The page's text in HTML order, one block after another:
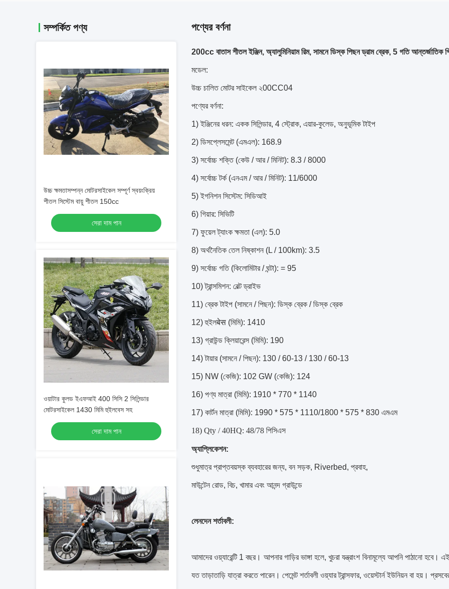
সম্পর্কিত পণ্য
উচ্চ ক্ষমতাসম্পন্ন মোটরসাইকেল সম্পূর্ণ স্বয়ংক্রিয়
শীতল সিস্টেম বায়ু শীতল 150cc
সেরা দাম পান
ওয়াটার কুলড ইএফআই 400 সিসি 2 সিলিন্ডার
মোটরসাইকেল 1430 মিমি হুইলবেস সহ
সেরা দাম পান
পণ্যের বর্ণনা
200cc বাতাস শীতল ইঞ্জিন, অ্যালুমিনিয়াম রিম, সামনে ডিস্ক পিছন ড্রাম ব্রেক, 5 গতি আন্তর্জাতিক
মডেল:
উচ্চ চালিত মোটর সাইকেল ২00CC04
পণ্যের বর্ণনা:
1) ইঞ্জিনের ধরন: একক সিলিন্ডার, 4 স্ট্রোক, এয়ার-কুলেড, অনুভূমিক টাইপ
2) ডিসপ্লেসমেন্ট (এমএল): 168.9
3) সর্বোচ্চ শক্তি (কেউ / আর / মিনিট): 8.3 / 8000
4) সর্বোচ্চ টর্ক (এনএম / আর / মিনিট): 11/6000
5) ইগনিশন সিস্টেম: সিডিআই
6) গিয়ার: সিভিটি
7) ফুয়েল ট্যাংক ক্ষমতা (এল): 5.0
8) অর্থনৈতিক তেল নিষ্কাশন (L / 100km): 3.5
9) সর্বোচ্চ গতি (কিলোমিটার / ঘন্টা): = 95
10) ট্রান্সমিশন: বেল্ট ড্রাইভ
11) ব্রেক টাইপ (সামনে / পিছন): ডিস্ক ব্রেক / ডিস্ক ব্রেক
12) হুইলबेस (মিমি): 1410
13) গ্রাউন্ড ক্লিয়ারেন্স (মিমি): 190
14) টায়ার (সামনে / পিছন): 130 / 60-13 / 130 / 60-13
15) NW (কেজি): 102 GW (কেজি): 124
16) পণ্য মাত্রা (মিমি): 1910 * 770 * 1140
17) কার্টন মাত্রা (মিমি): 1990 * 575 * 1110/1800 * 575 * 830 এমএম
18) Qty / 40HQ: 48/78 পিসিএস
অ্যাপ্লিকেশন:
শুধুমাত্র প্রাপ্তবয়স্ক ব্যবহারের জন্য, বন সড়ক, Riverbed, প্রবাহ,
মাউন্টেন রোড, বিচ, খামার এবং আনন্দ গ্রাউন্ডে
লেনদেন শর্তাবলী:
আমাদের ওয়্যারেন্টি 1 বছর। আপনার গাড়ির ভাঙ্গা হলে, খুচরা যন্ত্রাংশ বিনামূল্যে আপনি পাঠানো হবে।
যত তাড়াতাড়ি যাত্রা করতে পারেন। পেমেন্ট শর্তাবলী ওয়্যার ট্রান্সফার, ওয়েস্টার্ন ইউনিয়ন বা হয়।